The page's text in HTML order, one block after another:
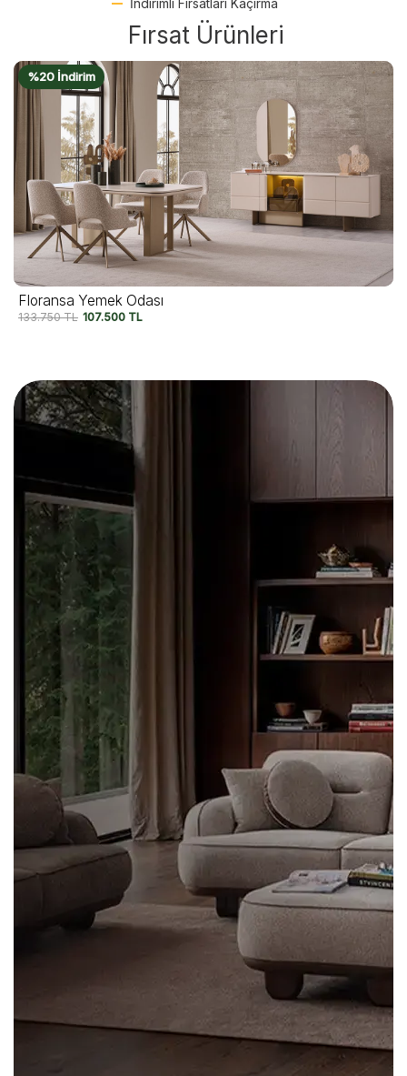
Fırsat Ürünleri
%18 İndirim
Floransa Yatak Odası
142.500TL 117.500TL